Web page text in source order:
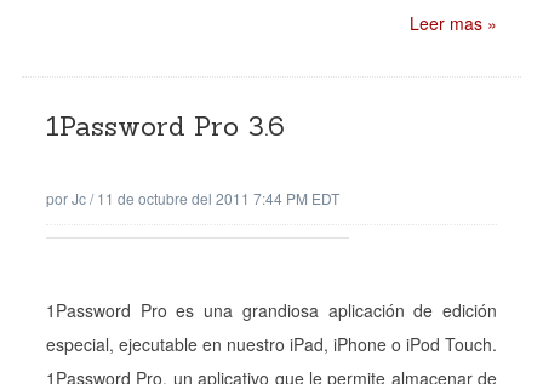
Leer mas »
1Password Pro 3.6
porJc/11 de octubre del 2011 7:44 PM EDT
1Password Pro es una grandiosa aplicación de edición
especial, ejecutable en nuestro iPad, iPhone o iPod Touch.
1Password Pro, un aplicativo que le permite almacenar de